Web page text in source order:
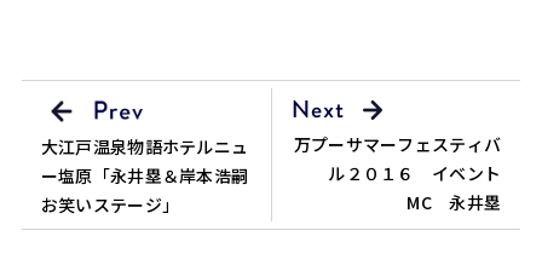
大江戸温泉物語ホテルニュ
ー塩原「永井塁＆岸本浩嗣
お笑いステージ」
万プーサマーフェスティバ
ル２０１６ イベント
MC 永井塁